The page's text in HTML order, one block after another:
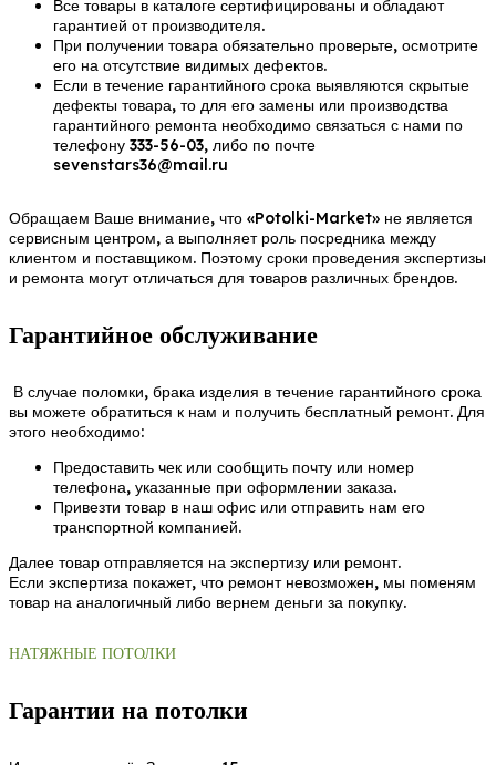
Все товары в каталоге сертифицированы и обладают
гарантией от производителя.
При получении товара обязательно проверьте, осмотрите
его на отсутствие видимых дефектов.
Если в течение гарантийного срока выявляются скрытые
дефекты товара, то для его замены или производства
гарантийного ремонта необходимо связаться с нами по
телефону 333-56-03, либо по почте
sevenstars36@mail.ru
Обращаем Ваше внимание, что «Potolki-Market» не является
сервисным центром, а выполняет роль посредника между
клиентом и поставщиком. Поэтому сроки проведения экспертизы
и ремонта могут отличаться для товаров различных брендов.
Гарантийное обслуживание
В случае поломки, брака изделия в течение гарантийного срока
вы можете обратиться к нам и получить бесплатный ремонт. Для
этого необходимо:
Предоставить чек или сообщить почту или номер
телефона, указанные при оформлении заказа.
Привезти товар в наш офис или отправить нам его
транспортной компанией.
Далее товар отправляется на экспертизу или ремонт.
Если экспертиза покажет, что ремонт невозможен, мы поменям
товар на аналогичный либо вернем деньги за покупку.
НАТЯЖНЫЕ ПОТОЛКИ
Гарантии на потолки